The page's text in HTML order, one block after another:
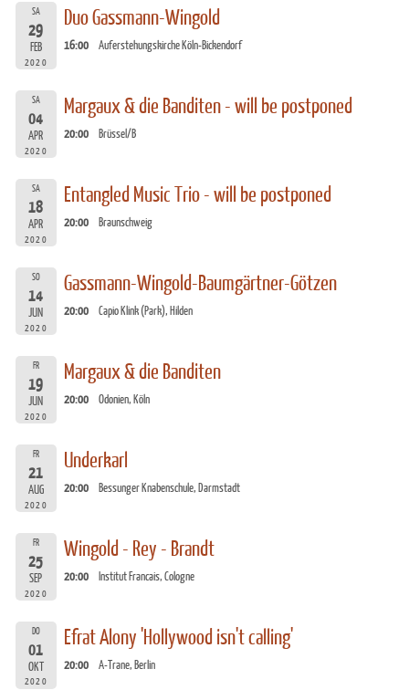
SA
29
FEB
2020
Duo Gassmann-Wingold
16:00 Auferstehungskirche Köln-Bickendorf
SA
04
APR
2020
Margaux & die Banditen - will be postponed
20:00 Brüssel/B
SA
18
APR
2020
Entangled Music Trio - will be postponed
20:00 Braunschweig
SO
14
JUN
2020
Gassmann-Wingold-Baumgärtner-Götzen
20:00 Capio Klink (Park), Hilden
FR
19
JUN
2020
Margaux & die Banditen
20:00 Odonien, Köln
FR
21
AUG
2020
Underkarl
20:00 Bessunger Knabenschule, Darmstadt
FR
25
SEP
2020
Wingold - Rey - Brandt
20:00 Institut Francais, Cologne
DO
01
OKT
2020
Efrat Alony 'Hollywood isn't calling'
20:00 A-Trane, Berlin